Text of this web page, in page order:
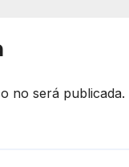
no será publicada.